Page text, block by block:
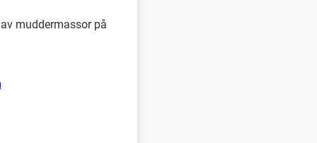
muddermassor på